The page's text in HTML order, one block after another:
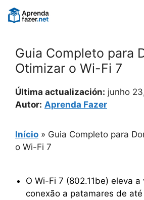
Pular
para
Guia Completo para
Otimizar o Wi-Fi 7
Última actualización: junho
Autor: Aprenda Fazer
Início » Guia Completo para
o Wi-Fi 7
O Wi-Fi 7 (802.11be) eleva
conexão a patamares de